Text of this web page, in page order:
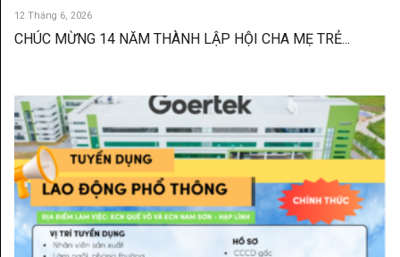
12 Tháng 6, 2026
CHÚC MỪNG 14 NĂM THÀNH LẬP HỘI CHA MẸ TRẺ...